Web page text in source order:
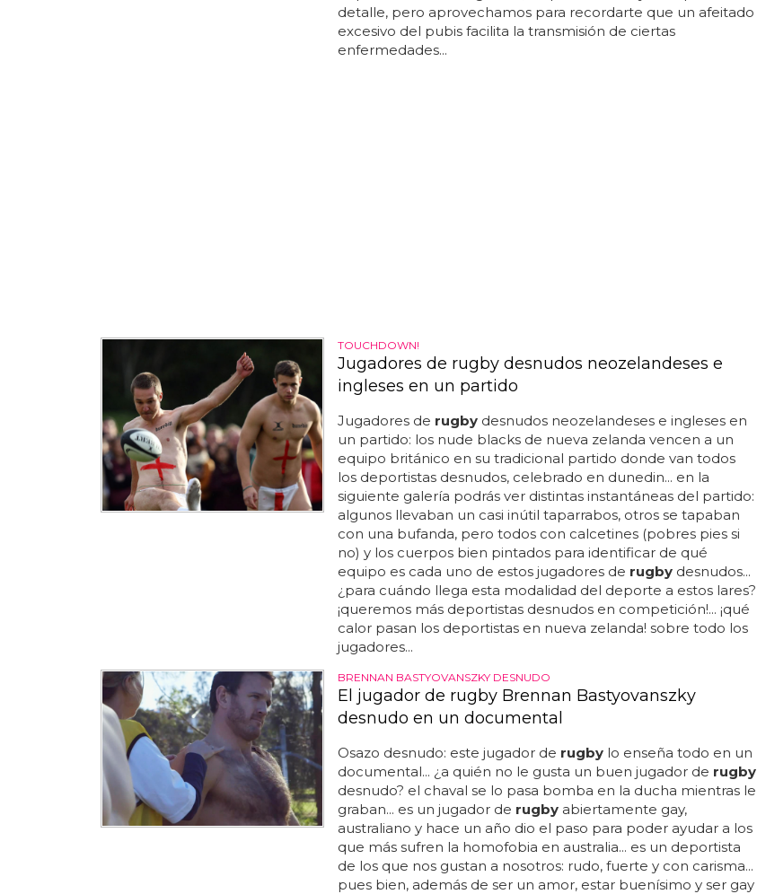
detalle, pero aprovechamos para recordarte que un afeitado
excesivo del pubis facilita la transmisión de ciertas
enfermedades...
TOUCHDOWN!
Jugadores de rugby desnudos neozelandeses e
ingleses en un partido
Jugadores de rugbydesnudos neozelandeses e ingleses en
un partido: los nude blacks de nueva zelanda vencen a un
equipo británico en su tradicional partido donde van todos
los deportistas desnudos, celebrado en dunedin... en la
siguiente galería podrás ver distintas instantáneas del partido:
algunos llevaban un casi inútil taparrabos, otros se tapaban
con una bufanda, pero todos con calcetines (pobres pies si
no) y los cuerpos bien pintados para identificar de qué
equipo es cada uno de estos jugadores de rugbydesnudos...
¿para cuándo llega esta modalidad del deporte a estos lares?
¡queremos más deportistas desnudos en competición!... ¡qué
calor pasan los deportistas en nueva zelanda! sobre todo los
jugadores...
BRENNAN BASTYOVANSZKY DESNUDO
El jugador de rugby Brennan Bastyovanszky
desnudo en un documental
Osazo desnudo: este jugador de rugbylo enseña todo en un
documental... ¿a quién no le gusta un buen jugador de rugby
desnudo? el chaval se lo pasa bomba en la ducha mientras le
graban... es un jugador de rugbyabiertamente gay,
australiano y hace un año dio el paso para poder ayudar a los
que más sufren la homofobia en australia... es un deportista
de los que nos gustan a nosotros: rudo, fuerte y con carisma...
pues bien, además de ser un amor, estar buenísimo y ser gay